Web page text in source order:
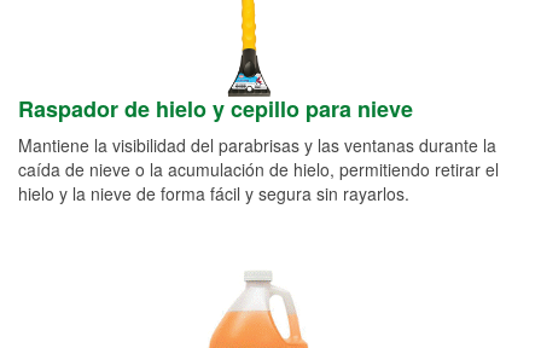
Raspador de hielo y cepillo para nieve
Mantiene la visibilidad del parabrisas y las ventanas durante la
caída de nieve o la acumulación de hielo, permitiendo retirar el
hielo y la nieve de forma fácil y segura sin rayarlos.